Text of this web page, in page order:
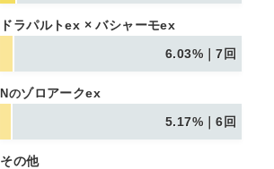
ドラパルトex × バシャーモex
6.03%｜7回
Nのゾロアークex
5.17%｜6回
その他